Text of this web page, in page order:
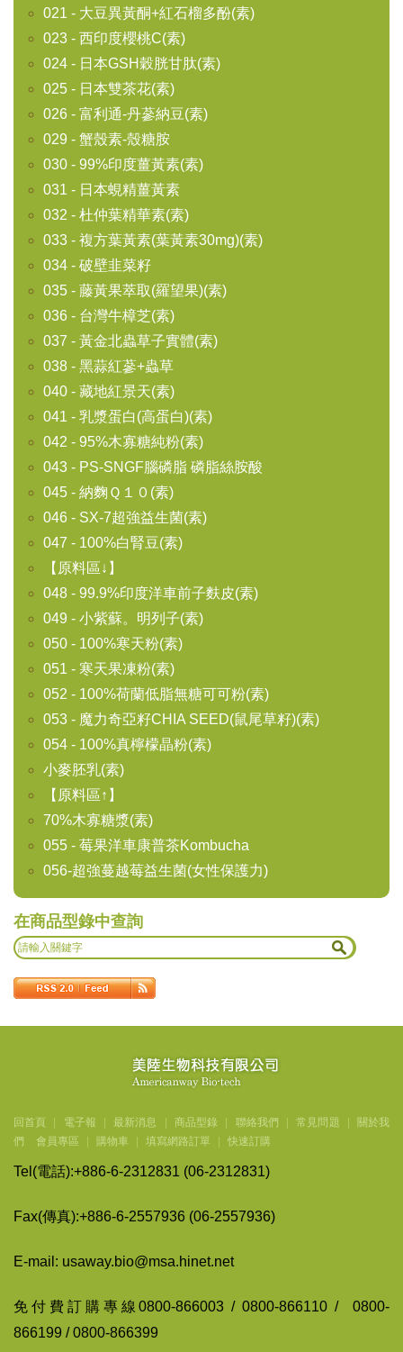
021 - 大豆異黃酮+紅石榴多酚(素)
023 - 西印度櫻桃C(素)
024 - 日本GSH穀胱甘肽(素)
025 - 日本雙茶花(素)
026 - 富利通-丹蔘納豆(素)
029 - 蟹殼素-殼糖胺
030 - 99%印度薑黃素(素)
031 - 日本蜆精薑黃素
032 - 杜仲葉精華素(素)
033 - 複方葉黃素(葉黃素30mg)(素)
034 - 破壁韭菜籽
035 - 藤黃果萃取(羅望果)(素)
036 - 台灣牛樟芝(素)
037 - 黃金北蟲草子實體(素)
038 - 黑蒜紅蔘+蟲草
040 - 藏地紅景天(素)
041 - 乳漿蛋白(高蛋白)(素)
042 - 95%木寡糖純粉(素)
043 - PS-SNGF腦磷脂 磷脂絲胺酸
045 - 納麴Ｑ１０(素)
046 - SX-7超強益生菌(素)
047 - 100%白腎豆(素)
【原料區↓】
048 - 99.9%印度洋車前子麩皮(素)
049 - 小紫蘇。明列子(素)
050 - 100%寒天粉(素)
051 - 寒天果凍粉(素)
052 - 100%荷蘭低脂無糖可可粉(素)
053 - 魔力奇亞籽CHIA SEED(鼠尾草籽)(素)
054 - 100%真檸檬晶粉(素)
小麥胚乳(素)
【原料區↑】
70%木寡糖漿(素)
055 - 莓果洋車康普茶Kombucha
056-超強蔓越莓益生菌(女性保護力)
在商品型錄中查詢
回首頁 電子報 最新消息 商品型錄 聯絡我們 常見問題
關於我
們
會員專區 購物車 填寫網路訂單 快速訂購
Tel(電話):+886-6-2312831 (06-2312831)
Fax(傳真):+886-6-2557936 (06-2557936)
E-mail: usaway.bio@msa.hinet.net
免付費訂購專線0800-866003 / 0800-866110 / 0800-
866199 / 0800-866399